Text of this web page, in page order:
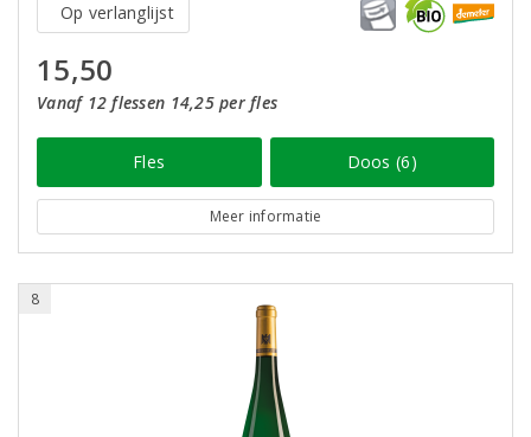
Op verlanglijst
15,50
Vanaf 12 flessen 14,25 per fles
Fles Doos (6)
Meer informatie
8